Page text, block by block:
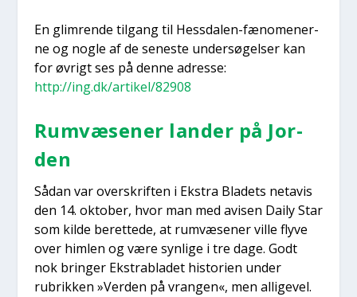
En glim­ren­de til­gang til Hes­sda­len-fæno­me­ner­
ne og nog­le af de sene­ste under­sø­gel­ser kan
for øvrigt ses på den­ne adres­se:
http://ing.dk/artikel/82908
Rumvæ­se­ner lan­der på Jor­
den
Sådan var over­skrif­ten i Ekstra Bla­dets net­a­vis
den 14. okto­ber, hvor man med avi­sen Daily Star
som kil­de beret­te­de, at rumvæ­se­ner vil­le fly­ve
over him­len og være syn­li­ge i tre dage. Godt
nok brin­ger Ekstrabla­det histo­ri­en under
rubrik­ken »Ver­den på vran­gen«, men alli­ge­vel.